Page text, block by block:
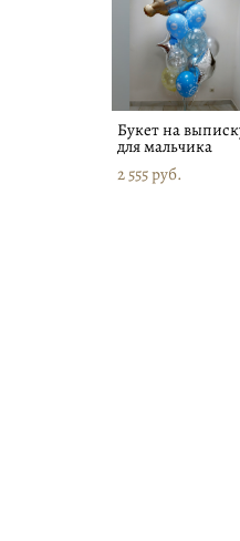
Букет на
для мальчика
2 555 pуб.